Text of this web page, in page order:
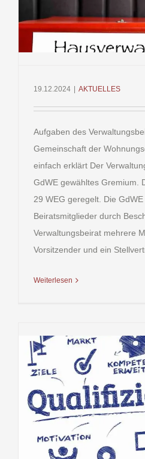
19.12.2024 | AKTUELLES
Aufgaben des
Gemeinschaft der
einfach erklärt Der
GdWE gewähltes Gremium.
29 WEG geregelt. Die
Beiratsmitglieder durch
Verwaltungsbeirat mehrere
Vorsitzender und ein
Weiterlesen